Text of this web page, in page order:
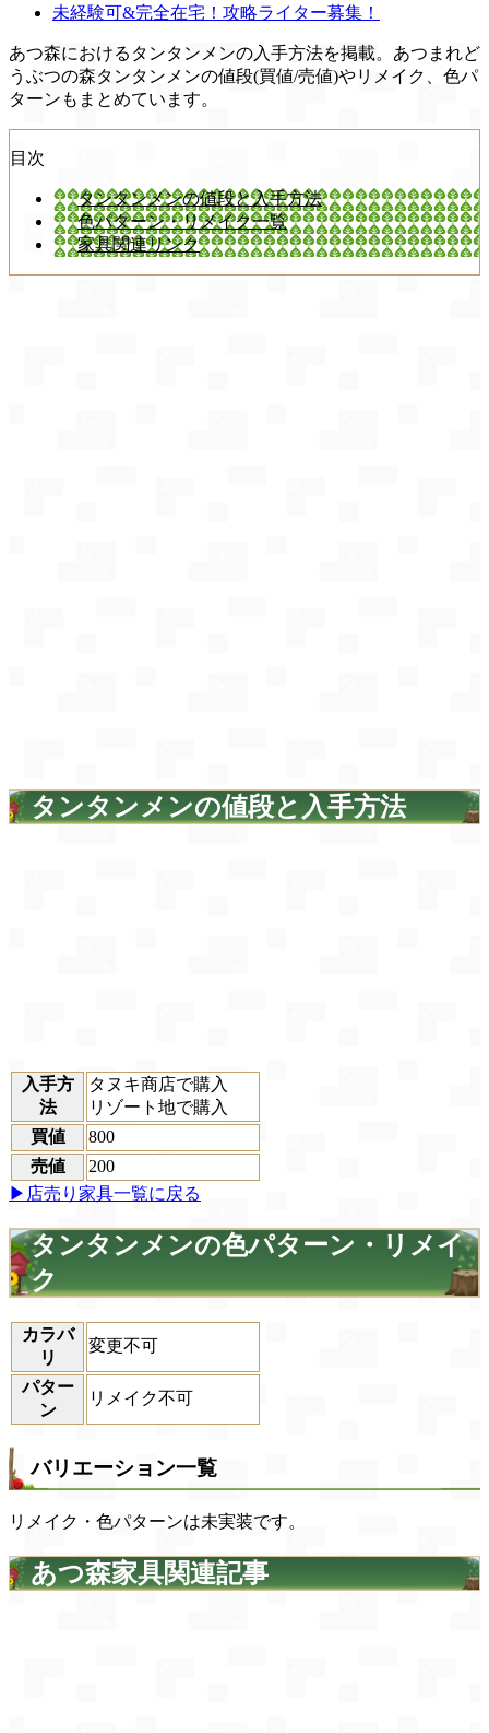
未経験可&完全在宅！攻略ライター募集！
あつ森におけるタンタンメンの入手方法を掲載。あつまれど
うぶつの森タンタンメンの値段(買値/売値)やリメイク、色パ
ターンもまとめています。
目次
タンタンメンの値段と入手方法
色パターン・リメイク一覧
家具関連リンク
タンタンメンの値段と入手方法
入手方
法
タヌキ商店で購入
リゾート地で購入
買値
800
売値
200
▶店売り家具一覧に戻る
タンタンメンの色パターン・リメイ
ク
カラバ
リ
変更不可
パター
ン
リメイク不可
バリエーション一覧
リメイク・色パターンは未実装です。
あつ森家具関連記事